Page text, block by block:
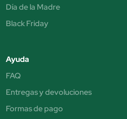
Día de la Madre
Black Friday
Ayuda
FAQ
Entregas y devoluciones
Formas de pago